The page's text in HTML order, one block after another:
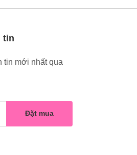
tin
tin mới nhất qua
Đặt mua